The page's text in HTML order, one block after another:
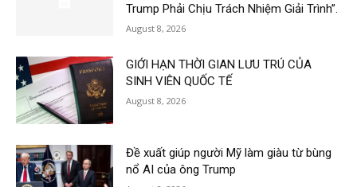
Trump Phải Chịu Trách Nhiệm Giải Trình”.
August 8, 2026
GIỚI HẠN THỜI GIAN LƯU TRÚ CỦA
SINH VIÊN QUỐC TẾ
August 8, 2026
Đề xuất giúp người Mỹ làm giàu từ bùng
nổ AI của ông Trump